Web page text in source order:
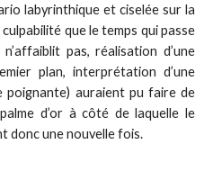
labyrinthique et ciselée sur la
que le temps qui passe
pas, réalisation d’une
plan, interprétation d’une
poignante) auraient pu faire de
d’or à côté de laquelle le
donc une nouvelle fois.